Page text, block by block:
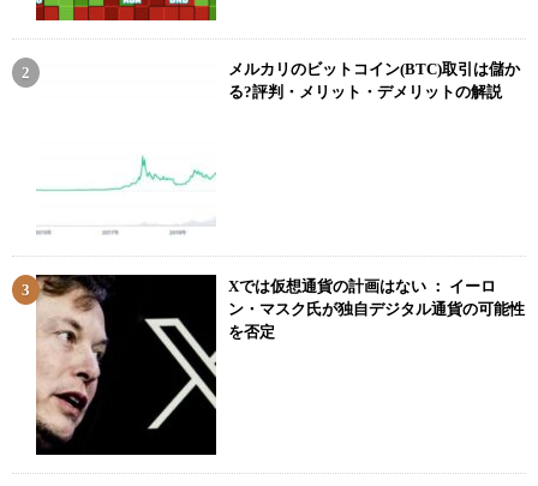
メルカリのビットコイン(BTC)取引は儲か
る?評判・メリット・デメリットの解説
Xでは仮想通貨の計画はない ： イーロ
ン・マスク氏が独自デジタル通貨の可能性
を否定